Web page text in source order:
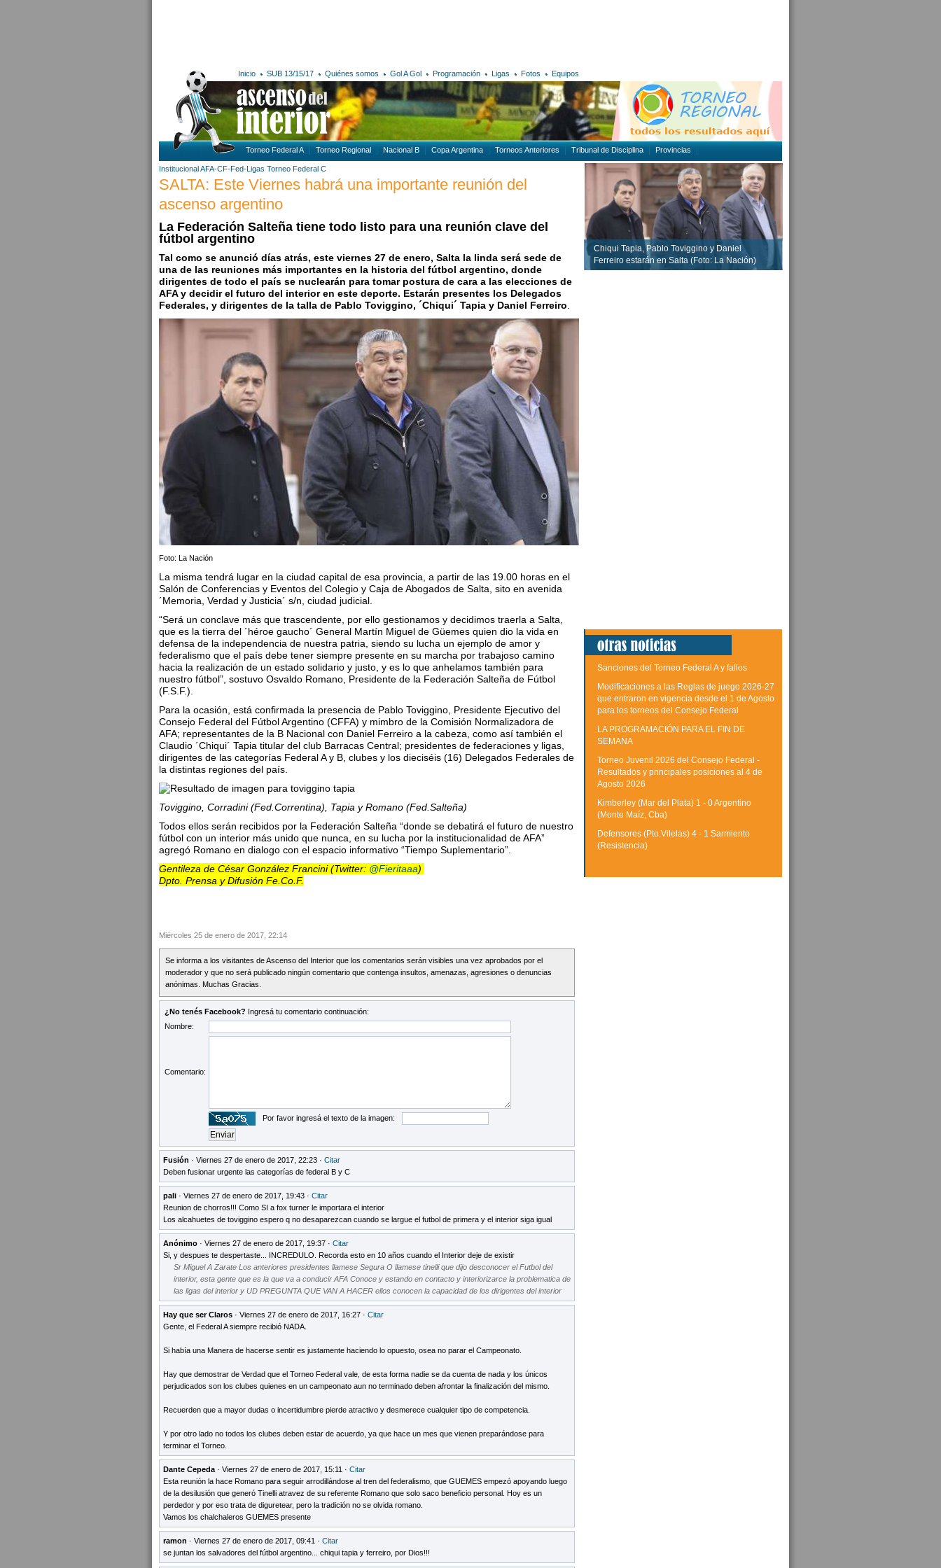
Inicio SUB 13/15/17 Quiénes somos Gol A Gol Programación Ligas Fotos Equipos
Torneo Federal A Torneo Regional Nacional B Copa Argentina Torneos Anteriores Tribunal de Disciplina Provincias
Institucional AFA-CF-Fed-Ligas Torneo Federal C
SALTA: Este Viernes habrá una importante reunión del
ascenso argentino
La Federación Salteña tiene todo listo para una reunión clave del
fútbol argentino
Tal como se anunció días atrás, este viernes 27 de enero, Salta la linda será sede de
una de las reuniones más importantes en la historia del fútbol argentino, donde
dirigentes de todo el país se nuclearán para tomar postura de cara a las elecciones de
AFA y decidir el futuro del interior en este deporte. Estarán presentes los Delegados
Federales, y dirigentes de la talla de Pablo Toviggino, ´Chiqui´ Tapia y Daniel Ferreiro
Foto: La Nación
La misma tendrá lugar en la ciudad capital de esa provincia, a partir de las 19.00 horas en el
Salón de Conferencias y Eventos del Colegio y Caja de Abogados de Salta, sito en avenida
´Memoria, Verdad y Justicia´ s/n, ciudad judicial.
“Será un conclave más que trascendente, por ello gestionamos y decidimos traerla a Salta,
que es la tierra del ´héroe gaucho´ General Martín Miguel de Güemes quien dio la vida en
defensa de la independencia de nuestra patria, siendo su lucha un ejemplo de amor y
federalismo que el país debe tener siempre presente en su marcha por trabajoso camino
hacia la realización de un estado solidario y justo, y es lo que anhelamos también para
nuestro fútbol”, sostuvo Osvaldo Romano, Presidente de la Federación Salteña de Fútbol
(F.S.F.).
Para la ocasión, está confirmada la presencia de Pablo Toviggino, Presidente Ejecutivo del
Consejo Federal del Fútbol Argentino (CFFA) y mimbro de la Comisión Normalizadora de
AFA; representantes de la B Nacional con Daniel Ferreiro a la cabeza, como así también el
Claudio ´Chiqui´ Tapia titular del club Barracas Central; presidentes de federaciones y ligas,
dirigentes de las categorías Federal A y B, clubes y los dieciséis (16) Delegados Federales de
la distintas regiones del país.
Toviggino, Corradini (Fed.Correntina), Tapia y Romano (Fed.Salteña)
Todos ellos serán recibidos por la Federación Salteña “donde se debatirá el futuro de nuestro
fútbol con un interior más unido que nunca, en su lucha por la institucionalidad de AFA”
agregó Romano en dialogo con el espacio informativo “Tiempo Suplementario”.
Gentileza de César González Francini (Twitter: @Fieritaaa)
Dpto. Prensa y Difusión Fe.Co.F.
Miércoles 25 de enero de 2017, 22:14
Se informa a los visitantes de Ascenso del Interior que los comentarios serán visibles una vez aprobados por el
moderador y que no será publicado ningún comentario que contenga insultos, amenazas, agresiones o denuncias
anónimas. Muchas Gracias.
¿No tenés Facebook? Ingresá tu comentario continuación:
Nombre:
Comentario:
Por favor ingresá el texto de la imagen:
Fusión · Viernes 27 de enero de 2017, 22:23 · Citar
Deben fusionar urgente las categorías de federal B y C
pali · Viernes 27 de enero de 2017, 19:43 · Citar
Reunion de chorros!!! Como SI a fox turner le importara el interior
Los alcahuetes de toviggino espero q no desaparezcan cuando se largue el futbol de primera y el interior siga igual
Anónimo · Viernes 27 de enero de 2017, 19:37 · Citar
Si, y despues te despertaste... INCREDULO. Recorda esto en 10 años cuando el Interior deje de existir
Sr Miguel A Zarate Los anteriores presidentes llamese Segura O llamese tinelli que dijo desconocer el Futbol del
interior, esta gente que es la que va a conducir AFA Conoce y estando en contacto y interiorizarce la problematica de
las ligas del interior y UD PREGUNTA QUE VAN A HACER ellos conocen la capacidad de los dirigentes del interior
Hay que ser Claros · Viernes 27 de enero de 2017, 16:27 · Citar
Gente, el Federal A siempre recibió NADA.
Si había una Manera de hacerse sentir es justamente haciendo lo opuesto, osea no parar el Campeonato.
Hay que demostrar de Verdad que el Torneo Federal vale, de esta forma nadie se da cuenta de nada y los únicos
perjudicados son los clubes quienes en un campeonato aun no terminado deben afrontar la finalización del mismo.
Recuerden que a mayor dudas o incertidumbre pierde atractivo y desmerece cualquier tipo de competencia.
Y por otro lado no todos los clubes deben estar de acuerdo, ya que hace un mes que vienen preparándose para
terminar el Torneo.
Dante Cepeda · Viernes 27 de enero de 2017, 15:11 · Citar
Esta reunión la hace Romano para seguir arrodillándose al tren del federalismo, que GUEMES empezó apoyando luego
de la desilusión que generó Tinelli atravez de su referente Romano que solo saco beneficio personal. Hoy es un
perdedor y por eso trata de diguretear, pero la tradición no se olvida romano.
Vamos los chalchaleros GUEMES presente
ramon · Viernes 27 de enero de 2017, 09:41 · Citar
se juntan los salvadores del fútbol argentino... chiqui tapia y ferreiro, por Dios!!!
Chiqui Tapia, Pablo Toviggino y Daniel
Ferreiro estarán en Salta (Foto: La Nación)
Sanciones del Torneo Federal A y fallos
Modificaciones a las Reglas de juego 2026-27
que entraron en vigencia desde el 1 de Agosto
para los torneos del Consejo Federal
LA PROGRAMACIÓN PARA EL FIN DE
SEMANA
Torneo Juvenil 2026 del Consejo Federal -
Resultados y principales posiciones al 4 de
Agosto 2026
Kimberley (Mar del Plata) 1 - 0 Argentino
(Monte Maíz, Cba)
Defensores (Pto.Vilelas) 4 - 1 Sarmiento
(Resistencia)